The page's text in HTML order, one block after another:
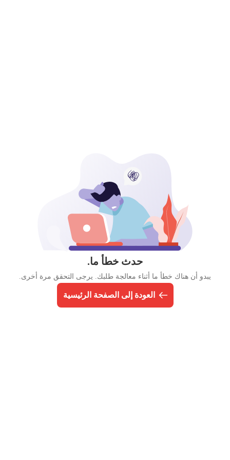
حدث خطأ ما.
يبدو أن هناك خطأ ما أثناء معالجة طلبك. يرجى التحقق مرة أخرى.
العودة إلى الصفحة الرئيسية